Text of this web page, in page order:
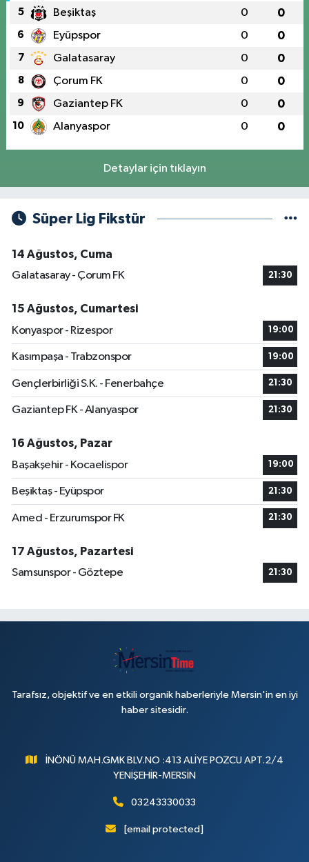
5 Beşiktaş 0 0
6 Eyüpspor 0 0
7 Galatasaray 0 0
8 Çorum FK 0 0
9 Gaziantep FK 0 0
10 Alanyaspor 0 0
Detaylar için tıklayın
Süper Lig Fikstür
14 Ağustos, Cuma
Galatasaray - Çorum FK
21:30
15 Ağustos, Cumartesi
Konyaspor - Rizespor
19:00
Kasımpaşa - Trabzonspor 19:00
Gençlerbirliği S.K. - Fenerbahçe 21:30
Gaziantep FK - Alanyaspor 21:30
16 Ağustos, Pazar
Başakşehir - Kocaelispor
19:00
Beşiktaş - Eyüpspor 21:30
Amed - Erzurumspor FK 21:30
17 Ağustos, Pazartesi
Samsunspor - Göztepe
21:30
Tarafsız, objektif ve en etkili organik haberleriyle Mersin'in en iyi
haber sitesidir.
İNÖNÜ MAH.GMK BLV.NO :413 ALİYE POZCU APT.2/4
YENİŞEHİR-MERSİN
03243330033
[email protected]